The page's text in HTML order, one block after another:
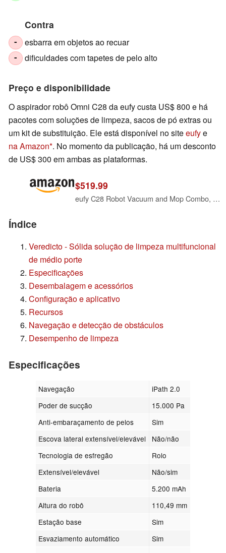
Contra
- esbarra em objetos ao recuar
- dificuldades com tapetes de pelo alto
Preço e disponibilidade
O aspirador robô Omni C28 da eufy custa US$ 800 e há
pacotes com soluções de limpeza, sacos de pó extras ou
um kit de substituição. Ele está disponível no siteeufye
na Amazon . No momento da publicação, há um desconto
de US$ 300 em ambas as plataformas.
$519.99
eufy C28 Robot Vacuum and Mop Combo, 15,000 Pa, HydroJet Roller Mop
Índice
Veredicto - Sólida solução de limpeza multifuncional
de médio porte
Especificações
Desembalagem e acessórios
Configuração e aplicativo
Recursos
Navegação e detecção de obstáculos
Desempenho de limpeza
Especificações
Navegação
iPath 2.0
Poder de sucção
15.000 Pa
Anti-embaraçamento de pelos
Sim
Escova lateral extensível/elevável
Não/não
Tecnologia de esfregão
Rolo
Extensível/elevável
Não/sim
Bateria
5.200 mAh
Altura do robô
110,49 mm
Estação base
Sim
Esvaziamento automático
Sim